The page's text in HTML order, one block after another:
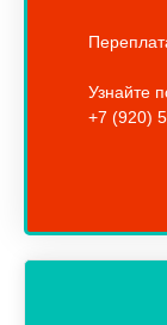
Узнайте
+7 (920)